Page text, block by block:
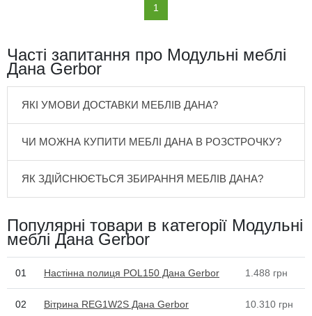
1
Часті запитання про Модульні меблі
Дана Gerbor
ЯКІ УМОВИ ДОСТАВКИ МЕБЛІВ ДАНА?
ЧИ МОЖНА КУПИТИ МЕБЛІ ДАНА В РОЗСТРОЧКУ?
ЯК ЗДІЙСНЮЄТЬСЯ ЗБИРАННЯ МЕБЛІВ ДАНА?
Популярні товари в категорії Модульні
меблі Дана Gerbor
01 Настінна полиця POL150 Дана Gerbor 1.488 грн
02 Вітрина REG1W2S Дана Gerbor 10.310 грн